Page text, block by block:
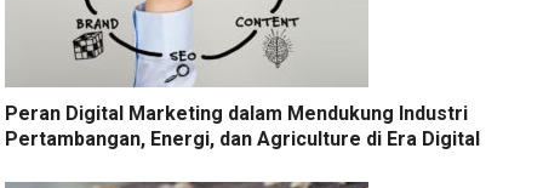
Peran Digital Marketing dalam Mendukung Industri
Pertambangan, Energi, dan Agriculture di Era Digital